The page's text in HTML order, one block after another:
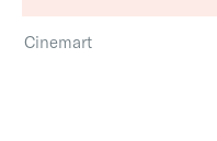
Cinemart